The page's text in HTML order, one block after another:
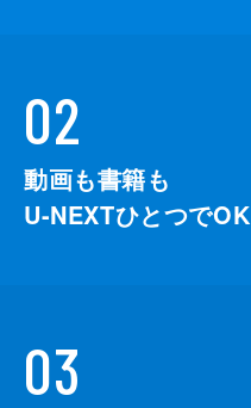
02
動画も書籍も
U-NEXTひとつでOK
03